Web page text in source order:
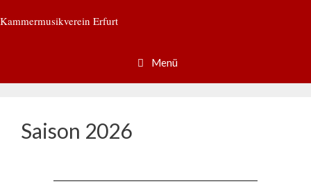
Inhalt
Kammermusikverein Erfurt
Menü
Saison 2026